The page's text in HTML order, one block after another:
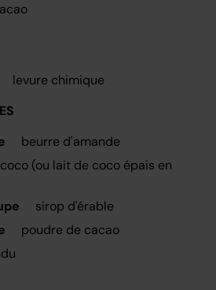
levure chimique
beurre d'amande
(ou lait de coco épais en
sirop d'érable
poudre de cacao